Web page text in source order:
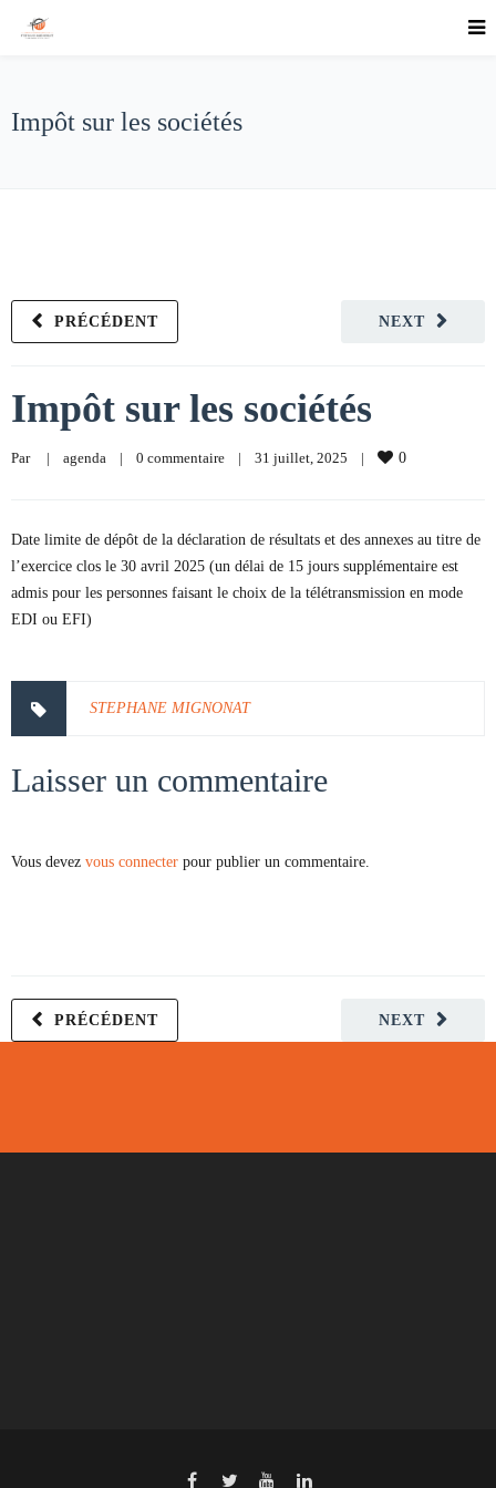
Impôt sur les sociétés
NEXT
PRÉCÉDENT
Impôt sur les sociétés
Par | agenda | 0 commentaire | 31 juillet, 2025 | 0
Date limite de dépôt de la déclaration de résultats et des annexes au titre de
l’exercice clos le 30 avril 2025 (un délai de 15 jours supplémentaire est
admis pour les personnes faisant le choix de la télétransmission en mode
EDI ou EFI)
STEPHANE MIGNONAT
Laisser un commentaire
Vous devez vous connecter pour publier un commentaire.
NEXT
PRÉCÉDENT